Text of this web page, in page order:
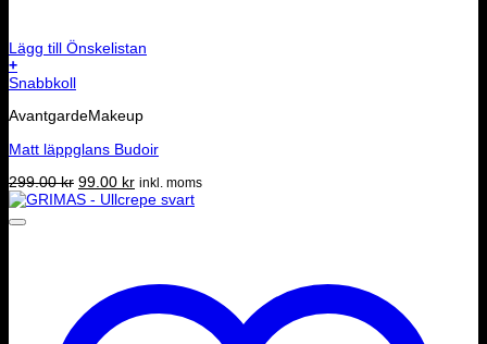
Lägg till Önskelistan
+
Snabbkoll
AvantgardeMakeup
Matt läppglans Budoir
299.00kr Det
ursprungliga
99.00 krDet
nuvarande
inkl. moms